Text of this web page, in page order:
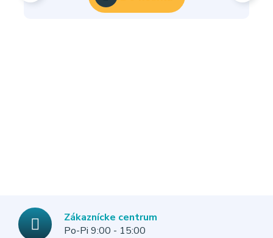
Zákaznícke centrum
Po-Pi 9:00 - 15:00